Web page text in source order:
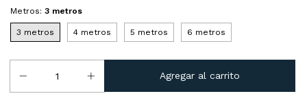
Metros: 3 metros
3 metros 4 metros 5 metros 6 metros